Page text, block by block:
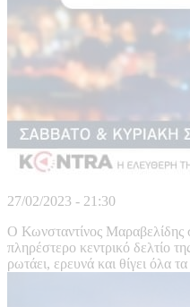
27/02/2023 - 21:30
Ο Κωνσταντίνος Μαραβελίδης
πληρέστερο κεντρικό δελτίο
ρωτάει, ερευνά και θίγει όλα